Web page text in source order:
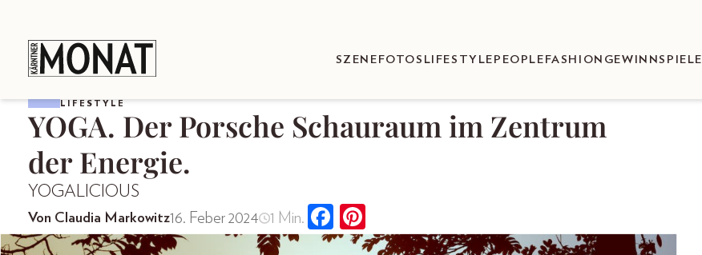
SZENEFOTOS LIFESTYLE PEOPLE FASHION GEWINNSPIELE
LIFESTYLE
YOGA. Der Porsche Schauraum im Zentrum
der Energie.
YOGALICIOUS
Von Claudia Markowitz16. Feber 2024 1 Min.